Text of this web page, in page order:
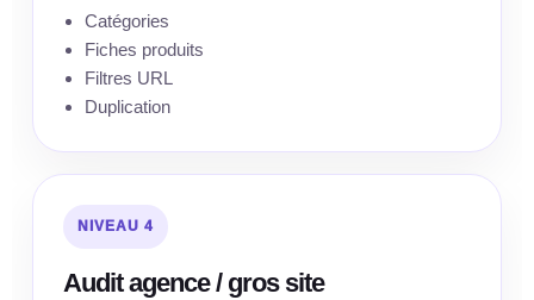
Catégories
Fiches produits
Filtres URL
Duplication
NIVEAU 4
Audit agence / gros site